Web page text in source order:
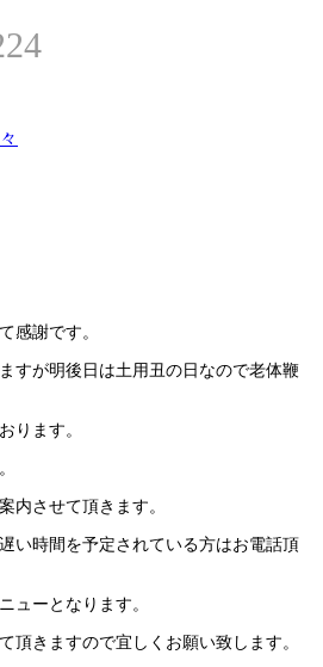
感謝です。
すが明後日は土用丑の日なので老体鞭
ります。
内させて頂きます。
い時間を予定されている方はお電話頂
ューとなります。
頂きますので宜しくお願い致します。